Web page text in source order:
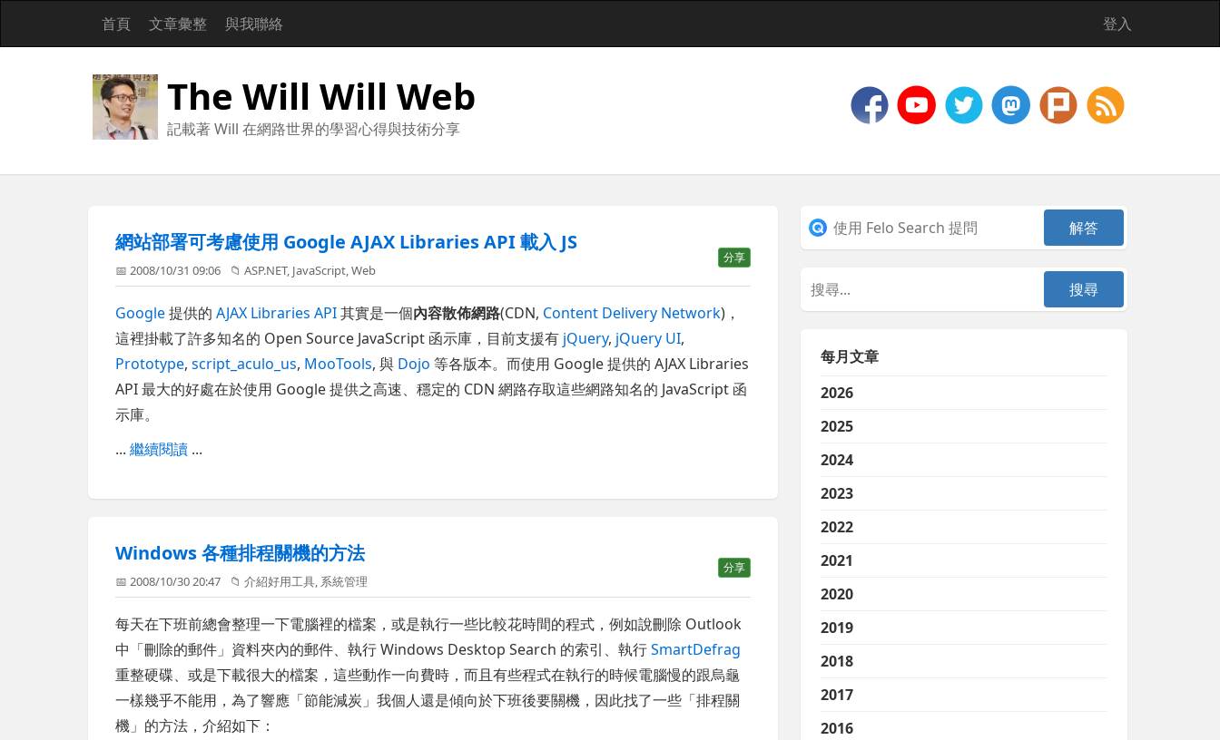
首頁 文章彙整 與我聯絡 登入
The Will Will Web
記載著 Will 在網路世界的學習心得與技術分享
網站部署可考慮使用 Google AJAX Libraries API 載入 JS
分享
📅 2008/10/31 09:06 📁ASP.NET, JavaScript,Web
Google提供的AJAX Libraries API其實是一個內容散佈網路(CDN, Content Delivery Network)，
這裡掛載了許多知名的 Open Source JavaScript 函示庫，目前支援有 jQuery, jQuery UI,
Prototype,script_aculo_us, MooTools, 與 Dojo 等各版本。而使用 Google 提供的 AJAX Libraries
API 最大的好處在於使用 Google 提供之高速、穩定的 CDN 網路存取這些網路知名的 JavaScript 函
示庫。
...繼續閱讀 ...
Windows 各種排程關機的方法
分享
📅 2008/10/30 20:47 📁介紹好用工具, 系統管理
每天在下班前總會整理一下電腦裡的檔案，或是執行一些比較花時間的程式，例如說刪除 Outlook
中「刪除的郵件」資料夾內的郵件、執行 Windows Desktop Search 的索引、執行SmartDefrag
重整硬碟、或是下載很大的檔案，這些動作一向費時，而且有些程式在執行的時候電腦慢的跟烏龜
一樣幾乎不能用，為了響應「節能減炭」我個人還是傾向於下班後要關機，因此找了一些「排程關
機」的方法，介紹如下：
每月文章
2026
2025
2024
2023
2022
2021
2020
2019
2018
2017
2016